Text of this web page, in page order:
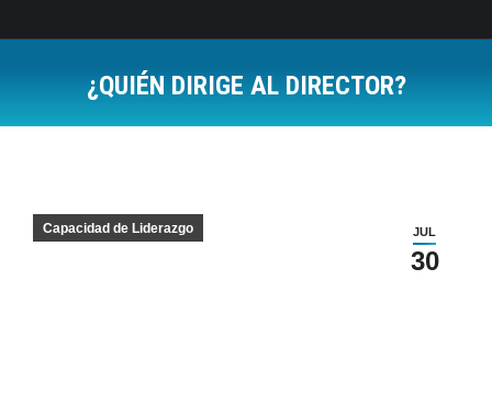
¿QUIÉN DIRIGE AL DIRECTOR?
JUL
30
Capacidad de Liderazgo